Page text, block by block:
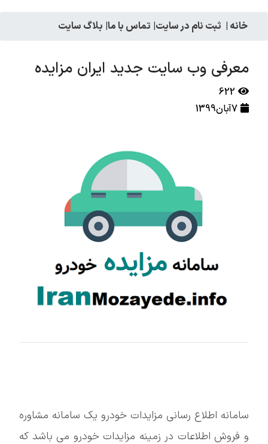
خانه | ثبت نام در سایت| تماس با ما| بلاگ سایت
معرفی وب سایت جدید ایران مزایده
622
7آبان1399
سامانه اطلاع رسانی مزایدات خودرو یک سامانه مشاوره
و فروش اطلاعات در زمینه مزایدات خودرو می باشد که